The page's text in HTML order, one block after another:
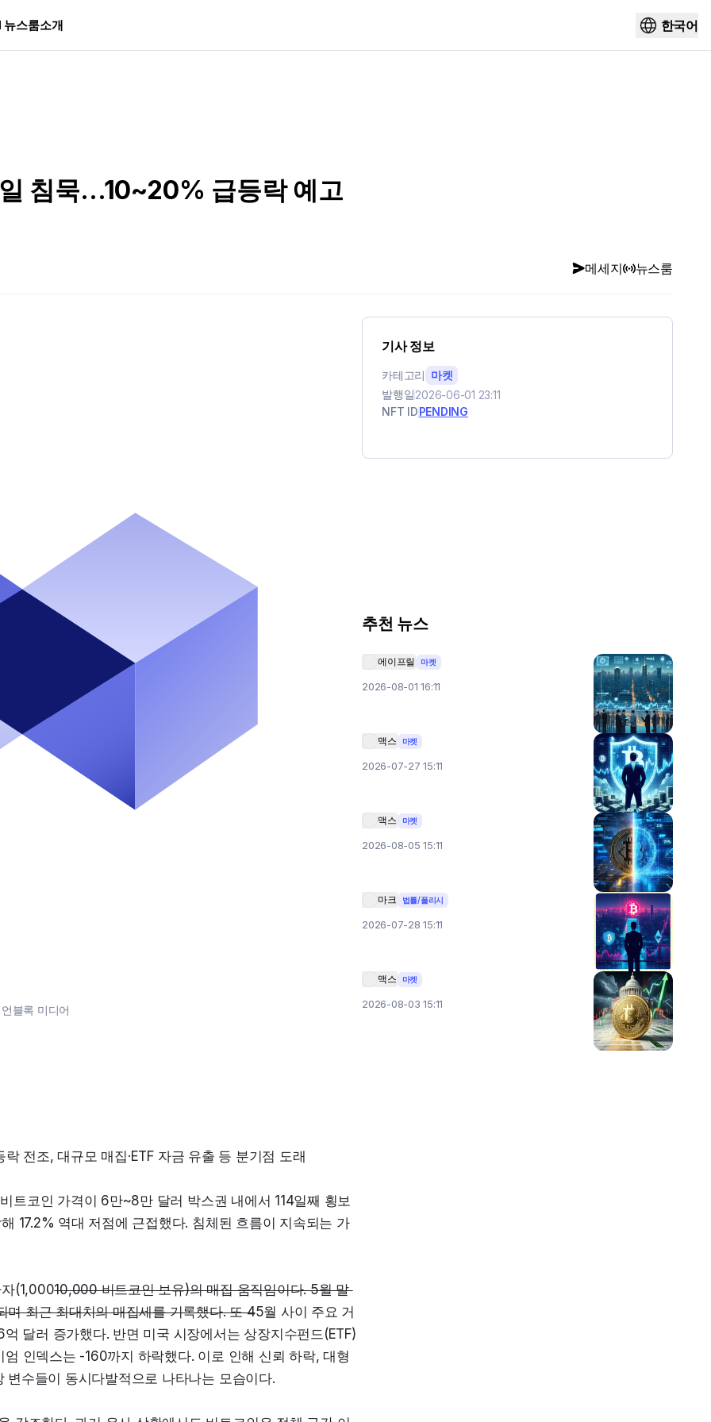
뉴스룸소개 한국어
침묵…10~20% 급등락 예고
메세지 뉴스룸
언블록 미디어
전조, 대규모 매집·ETF 자금 유출 등 분기점 도래
트코인 가격이 6만~8만 달러 박스권 내에서 114일째 횡보
17.2% 역대 저점에 근접했다. 침체된 흐름이 지속되는 가
(1,00010,000 비트코인 보유)의 매집 움직임이다. 5월 말
최근 최대치의 매집세를 기록했다. 또 45월 사이 주요 거
달러 증가했다. 반면 미국 시장에서는 상장지수펀드(ETF)
인덱스는 -160까지 하락했다. 이로 인해 신뢰 하락, 대형
수들이 동시다발적으로 나타나는 모습이다.
기사 정보
카테고리 마켓
발행일2026-06-01 23:11
NFT IDPENDING
추천 뉴스
에이프릴 마켓
2026-08-01 16:11
맥스 마켓
2026-07-27 15:11
맥스 마켓
2026-08-05 15:11
마크 법률/폴리시
2026-07-28 15:11
맥스 마켓
2026-08-03 15:11